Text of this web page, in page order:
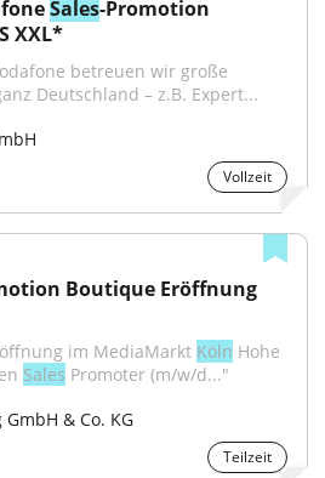
Sales-Promotion
XXL*
betreuen wir große
Deutschland – z.B. Expert...
Vollzeit
im MediaMarkt Köln Hohe
Sales Promoter (m/w/d..."
& Co. KG
Teilzeit